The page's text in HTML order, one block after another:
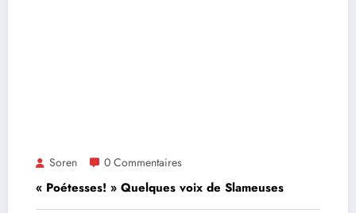
Soren 0 Commentaires
« Poétesses! » Quelques voix de Slameuses